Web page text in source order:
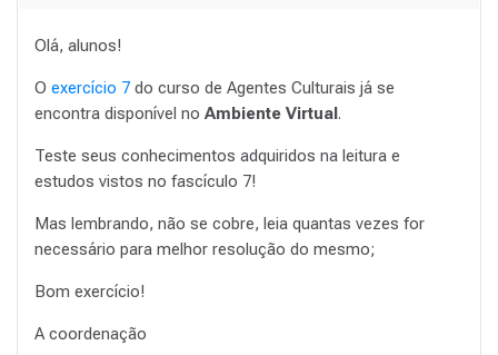
Olá, alunos!
O exercício 7 do curso de Agentes Culturais já se
encontra disponível no Ambiente Virtual.
Teste seus conhecimentos adquiridos na leitura e
estudos vistos no fascículo 7!
Mas lembrando, não se cobre, leia quantas vezes for
necessário para melhor resolução do mesmo;
Bom exercício!
A coordenação